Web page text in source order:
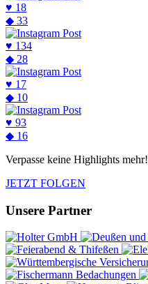
♥ 18
◆ 33
♥ 134
◆ 28
♥ 17
◆ 10
♥ 93
◆ 16
Verpasse keine Highlights mehr!
JETZT FOLGEN
Unsere Partner